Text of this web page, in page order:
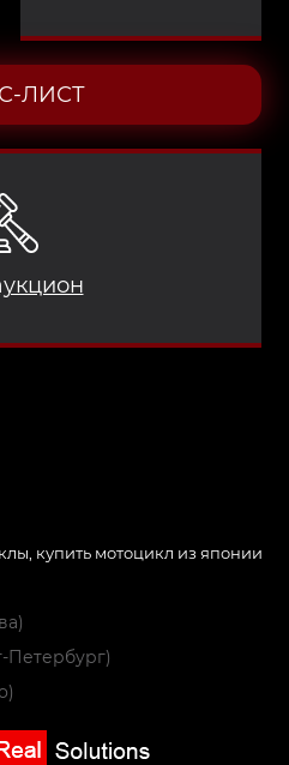
ЛИСТ
купить мотоцикл из японии
Петербург)